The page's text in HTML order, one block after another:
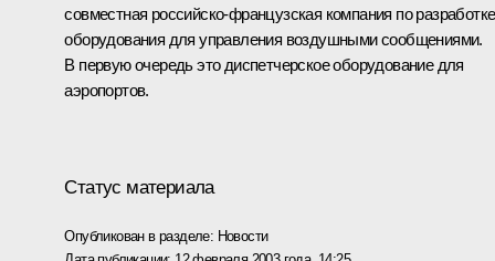
совместная российско-французская компания по разработке
оборудования для управления воздушными сообщениями.
В первую очередь это диспетчерское оборудование для
аэропортов.
Статус материала
Опубликован в разделе: Новости